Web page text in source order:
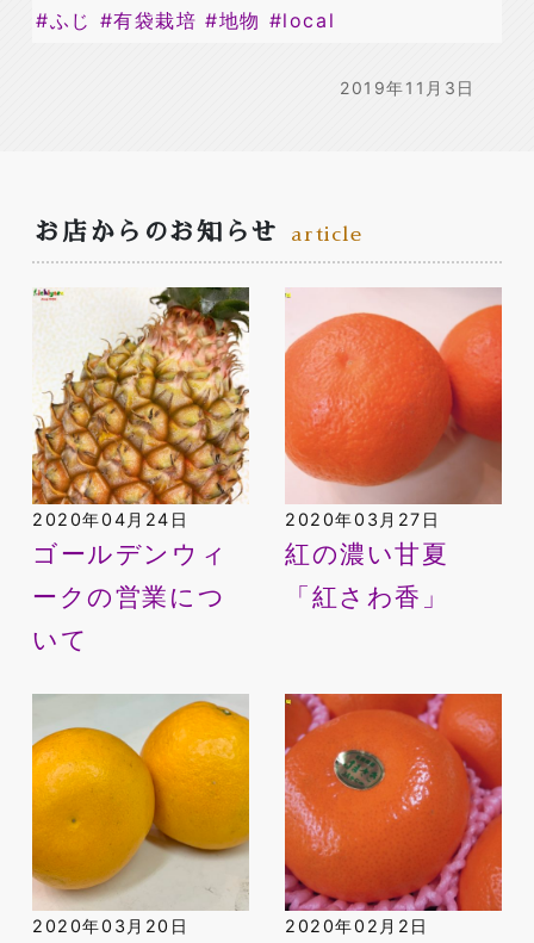
#ふじ #有袋栽培 #地物 #local
2019年11月3日
お店からのお知らせ article
2020年04月24日
ゴールデンウィ
ークの営業につ
いて
2020年03月27日
紅の濃い甘夏
「紅さわ香」
2020年03月20日 2020年02月2日